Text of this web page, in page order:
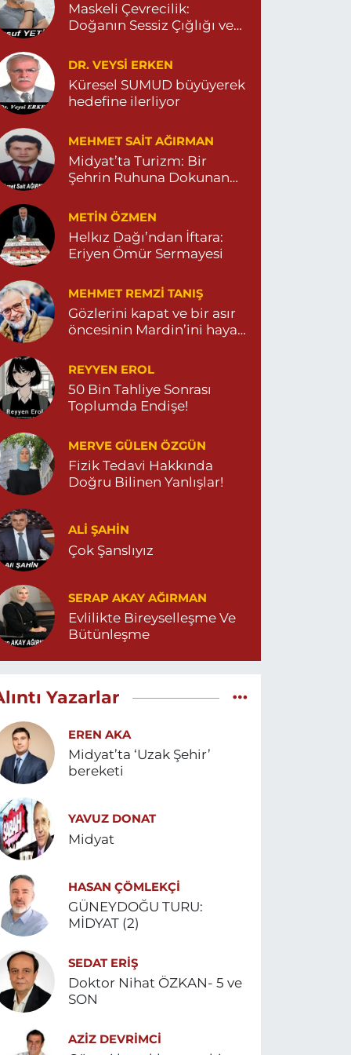
Turan Eczanesi
Mahallesi, Kısmetli Caddesi No:59 D
Mardin
0 (482) 381 36 70 Yol Tarifi Al
Maskeli Çevrecilik:
Doğanın Sessiz Çığlığı ve
DR. VEYSI ERKEN
Küresel SUMUD büyüyerek
hedefine ilerliyor
MEHMET SAIT AĞIRMAN
Midyat’ta Turizm: Bir
Şehrin Ruhuna Dokunan
METIN ÖZMEN
Helkız Dağı’ndan İftara:
Eriyen Ömür Sermayesi
MEHMET REMZI TANIŞ
Gözlerini kapat ve bir asır
öncesinin Mardin’ini hayal
REYYEN EROL
50 Bin Tahliye Sonrası
Toplumda Endişe!
MERVE GÜLEN ÖZGÜN
Fizik Tedavi Hakkında
Doğru Bilinen Yanlışlar!
ALI ŞAHİN
Çok Şanslıyız
SERAP AKAY AĞIRMAN
Evlilikte Bireyselleşme Ve
Bütünleşme
Yazarlar
EREN AKA
Midyat’ta ‘Uzak Şehir’
bereketi
YAVUZ DONAT
Midyat
HASAN ÇÖMLEKÇİ
GÜNEYDOĞU TURU:
MİDYAT (2)
SEDAT ERİŞ
Doktor Nihat ÖZKAN- 5 ve
SON
AZIZ DEVRIMCI